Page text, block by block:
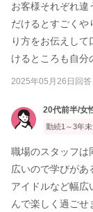
お客様それぞれ違
だけるとすごくや
り方をお伝えし
けるところも自分
2025年05月26日回
20代前半/女
勤続1～3年
職場のスタッフは
広いので学びがあ
アイドルなど幅広
んで楽しく過ごせ